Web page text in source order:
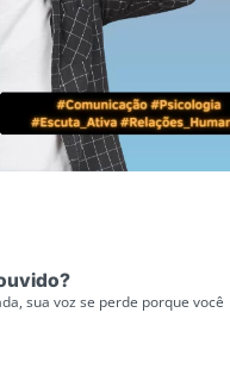
sua voz se perde porque você